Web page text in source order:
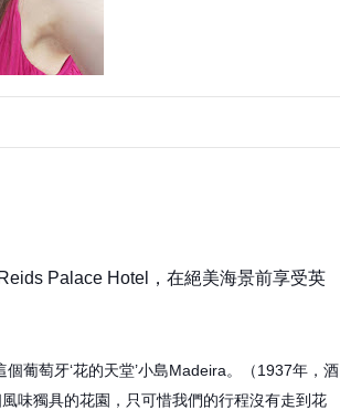
Palace Hotel，在絕美海景前享受英
葡萄牙‘花的天堂’小島Madeira。（1937年，酒
味獨具的花園，只可惜我們的行程沒有走到花